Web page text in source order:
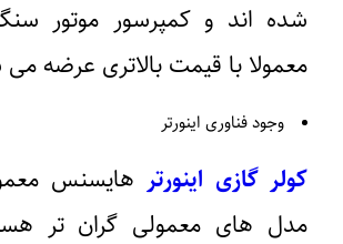
اند و کمپرسور موتور سنگین
با قیمت بالاتری عرضه می
وجود فناوری اینورتر
گازی اینورترهایسنس معمولا
های معمولی گران تر هستند،